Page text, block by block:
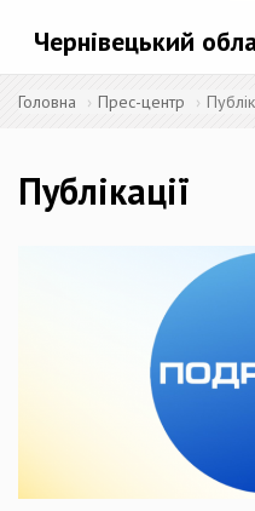
Чернівецький
Головна Прес-центр
Публікації